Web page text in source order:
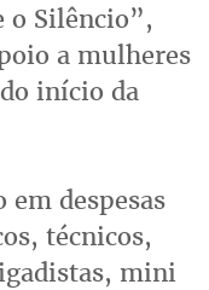
o Silêncio”,
a mulheres
início da
em despesas
técnicos,
mini